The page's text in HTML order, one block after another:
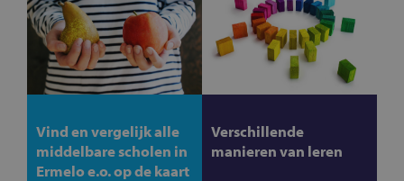
Vind en vergelijk alle
middelbare scholen in
Ermelo e.o. op de kaart
Verschillende
manieren van leren